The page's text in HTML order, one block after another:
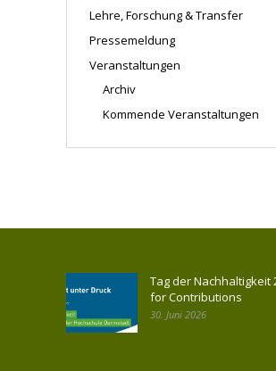
Lehre, Forschung & Transfer
Pressemeldung
Veranstaltungen
Archiv
Kommende Veranstaltungen
Tag der Nachhaltigkeit
for Contributions
30. Juni 2026